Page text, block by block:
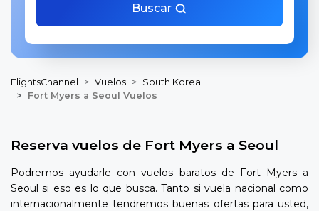
Buscar
FlightsChannel Vuelos
South Korea
Fort Myers a Seoul Vuelos
Reserva vuelos de Fort Myers a Seoul
Podremos ayudarle con vuelos baratos de Fort Myers a
Seoul si eso es lo que busca. Tanto si vuela nacional como
internacionalmente tendremos buenas ofertas para usted,